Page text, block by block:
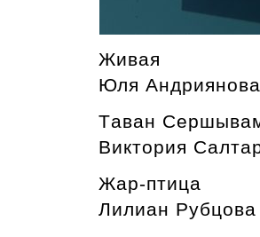
Живая
Юля Андриянова
Tаван
Виктория
Жар-птица
Лилиан Рубцова